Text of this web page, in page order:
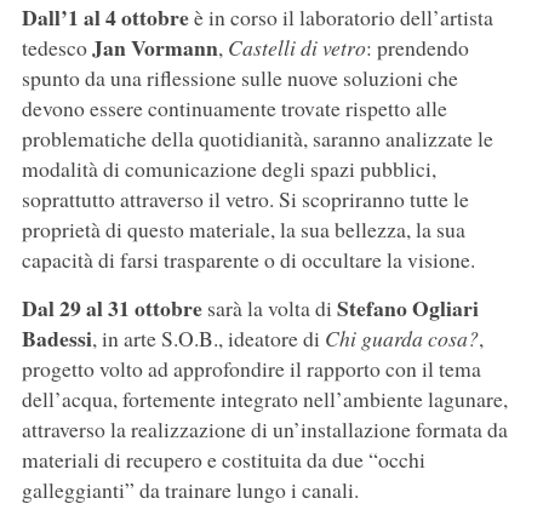
Dall’1 al 4 ottobreè in corso il laboratorio dell’artista
tedescoJan Vormann, Castelli di vetro: prendendo
spunto da una riflessione sulle nuove soluzioni che
devono essere continuamente trovate rispetto alle
problematiche della quotidianità, saranno analizzate le
modalità di comunicazione degli spazi pubblici,
soprattutto attraverso il vetro. Si scopriranno tutte le
proprietà di questo materiale, la sua bellezza, la sua
capacità di farsi trasparente o di occultare la visione.
Dal 29 al 31 ottobresarà la volta di Stefano Ogliari
Badessi, in arte S.O.B., ideatore di Chi guarda cosa?,
progetto volto ad approfondire il rapporto con il tema
dell’acqua, fortemente integrato nell’ambiente lagunare,
attraverso la realizzazione di un’installazione formata da
materiali di recupero e costituita da due “occhi
galleggianti” da trainare lungo i canali.